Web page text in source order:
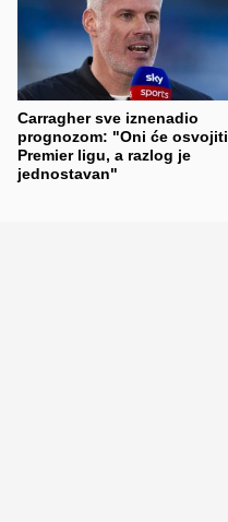
Carragher sve iznenadio
prognozom: "Oni će osvojiti
Premier ligu, a razlog je
jednostavan"